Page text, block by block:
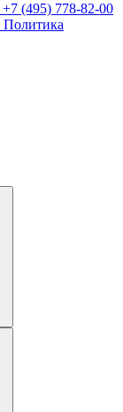
+7 (495) 778-82-00
Политика